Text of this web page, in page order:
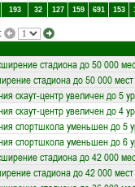
193 32 127 159 691 153
стадиона до 50 000
стадиона до 50 000 мест
скаут-центр увеличен до 5
скаут-центр увеличен до 4
спортшкола уменьшен до 5
спортшкола уменьшен до 6
стадиона до 42 000
стадиона до 42 000 мест